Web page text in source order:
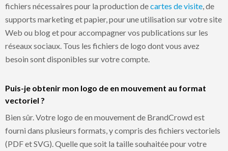
fichiers nécessaires pour la production decartes de visite , de
supports marketing et papier, pour une utilisation sur votre site
Web ou blog et pour accompagner vos publications sur les
réseaux sociaux. Tous les fichiers de logo dont vous avez
besoin sont disponibles sur votre compte.
Puis-je obtenir mon logo de en mouvement au format
vectoriel ?
Bien sûr. Votre logo de en mouvement de BrandCrowd est
fourni dans plusieurs formats, y compris des fichiers vectoriels
(PDF et SVG). Quelle que soit la taille souhaitée pour votre